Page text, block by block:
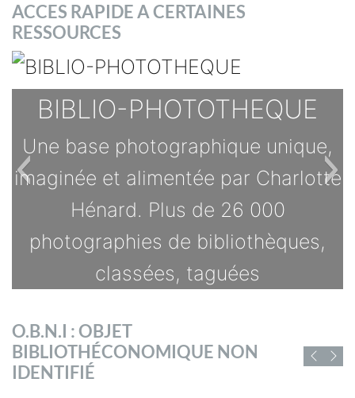
ACCES RAPIDE A CERTAINES
RESSOURCES
BIBLIO-PHOTOTHEQUE
Une base photographique unique,
imaginée et alimentée par Charlotte
Hénard. Plus de 26 000
photographies de bibliothèques,
classées, taguées
CHIFFRES ET RAPPORTS
TOUTES LES OFFRES
D'EMPLOI DE
O.B.N.I : OBJET
BIBLIOTHÉCONOMIQUE NON
IDENTIFIÉ